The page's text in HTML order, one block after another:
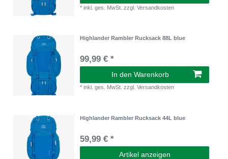
*inkl. ges. MwSt. zzgl.Versandkosten
Highlander Rambler Rucksack 88L blue
99,99 € *
In den Warenkorb
*inkl. ges. MwSt. zzgl.Versandkosten
Highlander Rambler Rucksack 44L blue
59,99 € *
Artikel anzeigen